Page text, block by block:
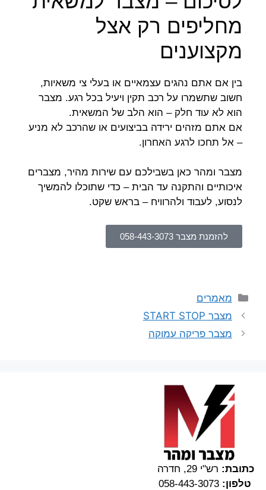
מחליפים רק אצל
מקצוענים
בין אם אתם נהגים עצמאיים או בעלי צי משאיות,
חשוב שתשמרו על רכב תקין ויעיל בכל רגע. מצבר
הוא לא עוד חלק – הוא הלב של המשאית.
אם אתם מזהים ירידה בביצועים או שהרכב לא מניע
– אל תחכו לרגע האחרון.
מצבר ומהר כאן בשבילכם עם שירות מהיר, מצברים
איכותיים והתקנה עד הבית – כדי שתוכלו להמשיך
לנסוע, לעבוד ולהרוויח – בראש שקט.
להזמנת מצבר 058-443-3073
מאמרים
מצבר START STOP
מצבר פריקה עמוקה
כתובת: רש"י 29, חדרה
טלפון: